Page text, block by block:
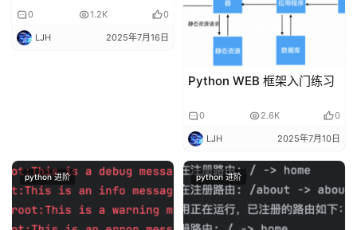
日
I
/
C
D
0 1.2K 0
LJH 2025年7月16日
Python WEB 框架入门练习
0 2.6K 0
LJH 2025年7月10日
python 进阶 python 进阶